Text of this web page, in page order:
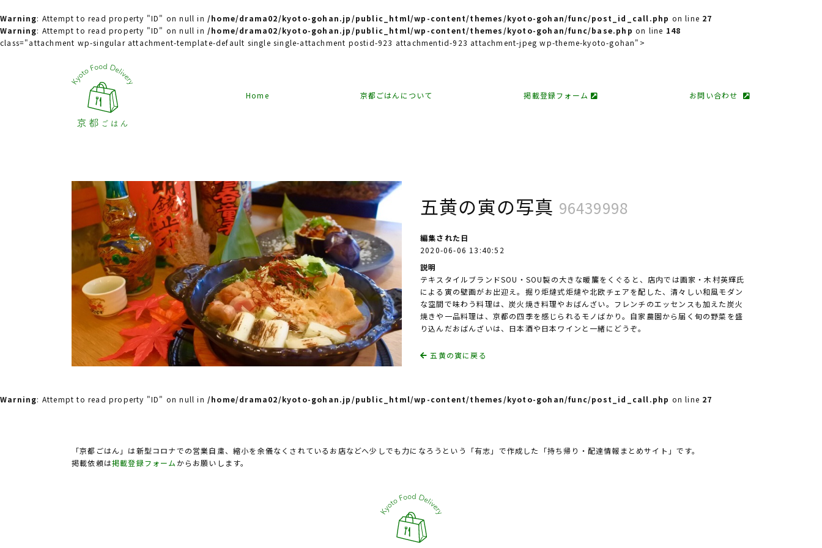
Warning: Attempt to read property "ID" on null in /home/drama02/kyoto-gohan.jp/public_html/wp-content/themes/kyoto-gohan/func/post_id_call.php on line 27
Warning: Attempt to read property "ID" on null in /home/drama02/kyoto-gohan.jp/public_html/wp-content/themes/kyoto-gohan/func/base.php on line 148
class="attachment wp-singular attachment-template-default single single-attachment postid-923 attachmentid-923 attachment-jpeg wp-theme-kyoto-gohan">
Home 京都ごはんについて 掲載登録フォーム お問い合わせ
五黄の寅の写真 96439998
編集された日
2020-06-06 13:40:52
説明
テキスタイルブランドSOU・SOU製の大きな暖簾をくぐると、店内では画家・木村英輝氏
による寅の壁画がお出迎え。掘り炬燵式炬燵や北欧チェアを配した、清々しい和風モダン
な空間で味わう料理は、炭火焼き料理やおばんざい。フレンチのエッセンスも加えた炭火
焼きや一品料理は、京都の四季を感じられるモノばかり。自家農園から届く旬の野菜を盛
り込んだおばんざいは、日本酒や日本ワインと一緒にどうぞ。
五黄の寅に戻る
Warning: Attempt to read property "ID" on null in /home/drama02/kyoto-gohan.jp/public_html/wp-content/themes/kyoto-gohan/func/post_id_call.php on line 27
「京都ごはん」は新型コロナでの営業自粛、縮小を余儀なくされているお店などへ少しでも力になろうという「有志」で作成した「持ち帰り・配達情報まとめサイト」です。
掲載依頼は掲載登録フォーム からお願いします。